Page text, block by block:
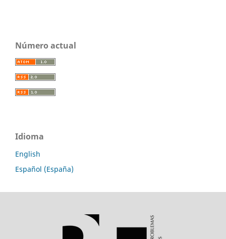
Número actual
Idioma
English
Español (España)